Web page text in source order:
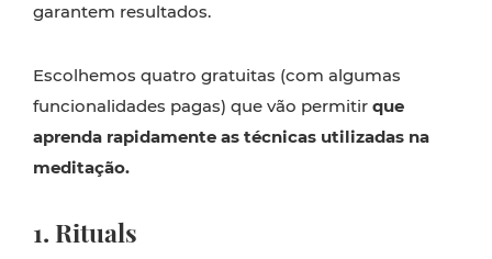
garantem resultados.
Escolhemos quatro gratuitas (com algumas
funcionalidades pagas) que vão permitir que
aprenda rapidamente as técnicas utilizadas na
meditação.
1. Rituals